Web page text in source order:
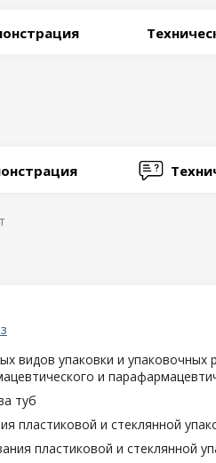
видов упаковки и
и
туб
пластиковой и стеклянной
пластиковой и стеклянной